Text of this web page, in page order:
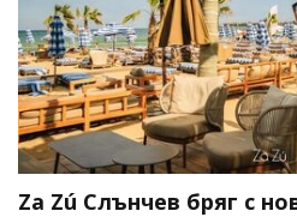
Za Zú Слънчев бряг с